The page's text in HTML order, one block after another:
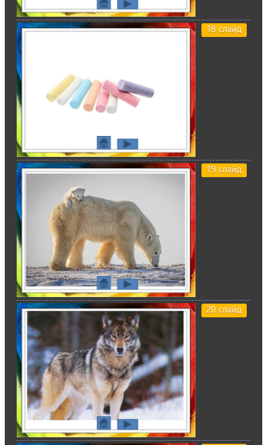
18 слайд
19 слайд
20 слайд